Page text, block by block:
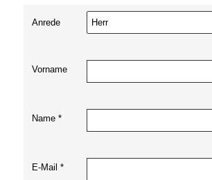
Anrede
Vorname
Name *
E-Mail *